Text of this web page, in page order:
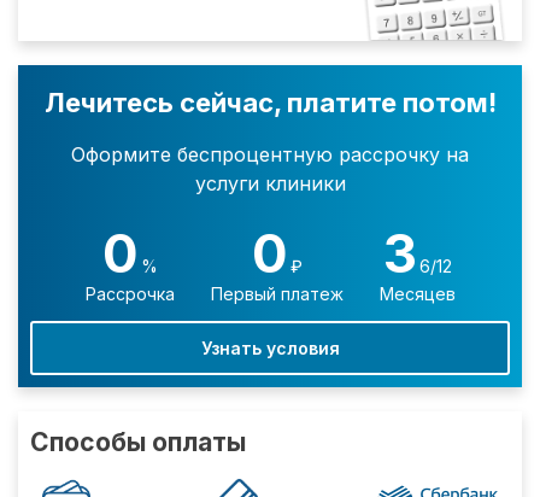
Лечитесь сейчас, платите потом!
Оформите беспроцентную рассрочку на
услуги клиники
0 %
Рассрочка
0 ₽
Первый платеж
3 6/12
Месяцев
Узнать условия
Способы оплаты